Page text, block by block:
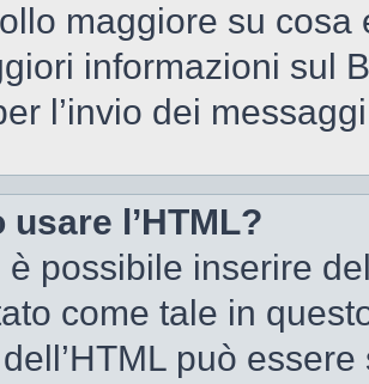
maggiore su
informazioni sul
l’invio dei
usare l’HTML?
è possibile inserire
come tale in
può